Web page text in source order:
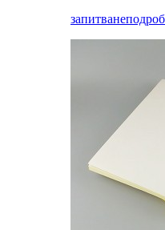
запитване